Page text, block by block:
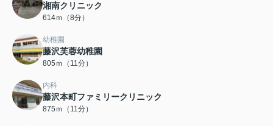
湘南クリニック
614ｍ（8分）
幼稚園
藤沢芙蓉幼稚園
805ｍ（11分）
内科
藤沢本町ファミリークリニック
875ｍ（11分）